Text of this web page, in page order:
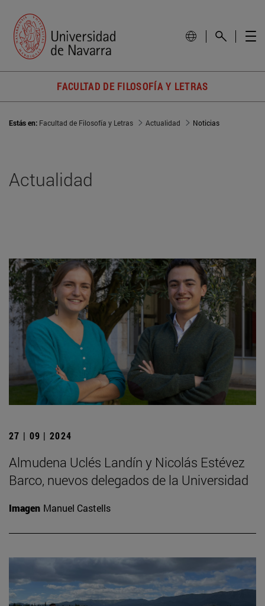
FACULTAD DE FILOSOFÍA Y LETRAS
Estás en: Facultad de Filosofía y Letras Actualidad Noticias
Actualidad
27 | 09 | 2024
Almudena Uclés Landín y Nicolás Estévez
Barco, nuevos delegados de la Universidad
Imagen Manuel Castells